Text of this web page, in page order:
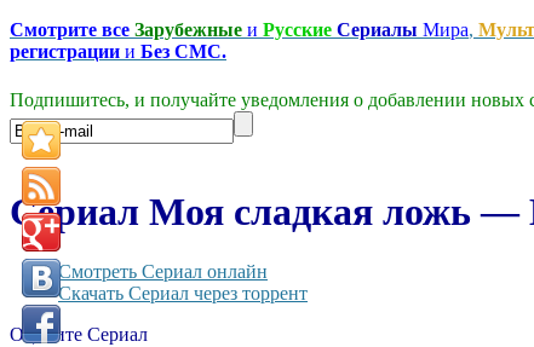
Смотрите все Зарубежные и Русские Сериалы Мира,
регистрации и Без СМС.
Подпишитесь, и получайте уведомления о добавлении новых
Сериал Моя сладкая ложь —
Смотреть Сериал онлайн
Скачать Сериал через торрент
Оцените Сериал